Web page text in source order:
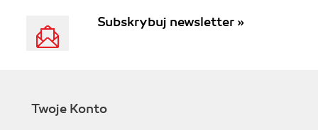
Subskrybuj newsletter »
Twoje Konto